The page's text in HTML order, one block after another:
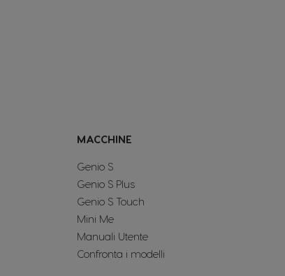
MACCHINE
Genio S
Genio S Plus
Genio S Touch
Mini Me
Manuali Utente
Confronta i modelli